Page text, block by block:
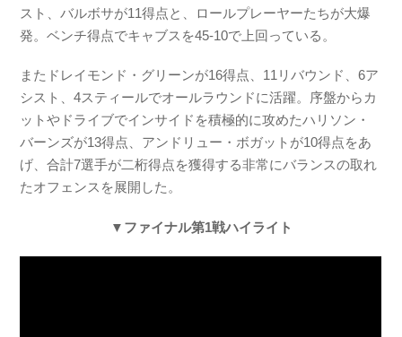
スト、バルボサが11得点と、ロールプレーヤーたちが大爆
発。ベンチ得点でキャブスを45-10で上回っている。
またドレイモンド・グリーンが16得点、11リバウンド、6ア
シスト、4スティールでオールラウンドに活躍。序盤からカ
ットやドライブでインサイドを積極的に攻めたハリソン・
バーンズが13得点、アンドリュー・ボガットが10得点をあ
げ、合計7選手が二桁得点を獲得する非常にバランスの取れ
たオフェンスを展開した。
▼ファイナル第1戦ハイライト